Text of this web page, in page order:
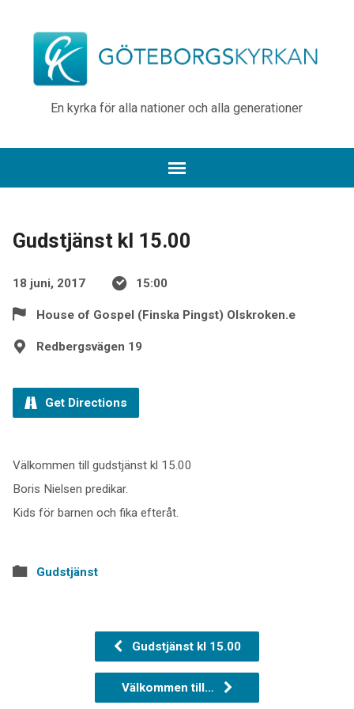
En kyrka för alla nationer och alla generationer
Gudstjänst kl 15.00
18 juni, 2017 15:00
House of Gospel (Finska Pingst) Olskroken.e
Redbergsvägen 19
Get Directions
Välkommen till gudstjänst kl 15.00
Boris Nielsen predikar.
Kids för barnen och fika efteråt.
Gudstjänst
Gudstjänst kl 15.00
Välkommen till…